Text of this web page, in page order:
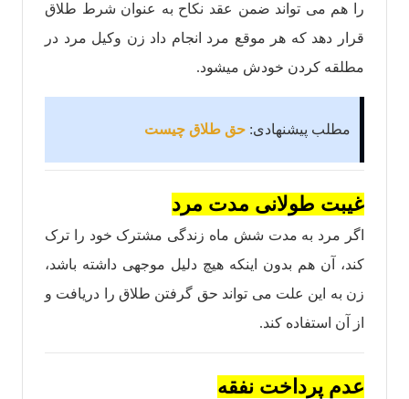
را هم می تواند ضمن عقد نکاح به عنوان شرط طلاق
قرار دهد که هر موقع مرد انجام داد زن وکیل مرد در
مطلقه کردن خودش میشود.
مطلب پیشنهادی: حق طلاق چیست
غیبت طولانی مدت مرد
اگر مرد به مدت شش ماه زندگی مشترک خود را ترک
کند، آن هم بدون اینکه هیچ دلیل موجهی داشته باشد،
زن به این علت می تواند حق گرفتن طلاق را دریافت و‌
از آن استفاده کند.
عدم پرداخت نفقه